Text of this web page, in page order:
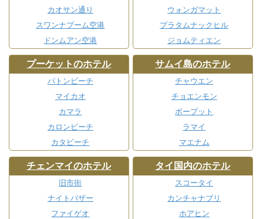
カオサン通り
スワンナプーム空港
ドンムアン空港
ウォンガマット
プラタムナックヒル
ジョムティエン
プーケットのホテル
パトンビーチ
マイカオ
カマラ
カロンビーチ
カタビーチ
サムイ島のホテル
チャウエン
チョエンモン
ボープット
ラマイ
マエナム
チェンマイのホテル
旧市街
ナイトバザー
ファイゲオ
タイ国内のホテル
スコータイ
カンチャナブリ
ホアヒン